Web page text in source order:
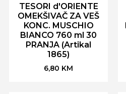
TESORI d'ORIENTE
OMEKŠIVAČ ZA VEŠ
KONC. MUSCHIO
BIANCO 760 ml 30
PRANJA (Artikal
1865)
6,80 KM